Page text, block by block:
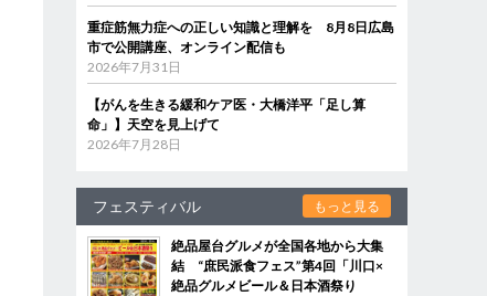
重症筋無力症への正しい知識と理解を 8月8日広島
市で公開講座、オンライン配信も
2026年7月31日
【がんを生きる緩和ケア医・大橋洋平「足し算
命」】天空を見上げて
2026年7月28日
フェスティバル もっと見る
絶品屋台グルメが全国各地から大集
結 “庶民派食フェス”第4回「川口×
絶品グルメビール＆日本酒祭り